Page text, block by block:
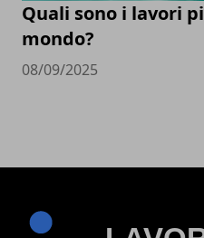
Quali sono i lavori
mondo?
08/09/2025